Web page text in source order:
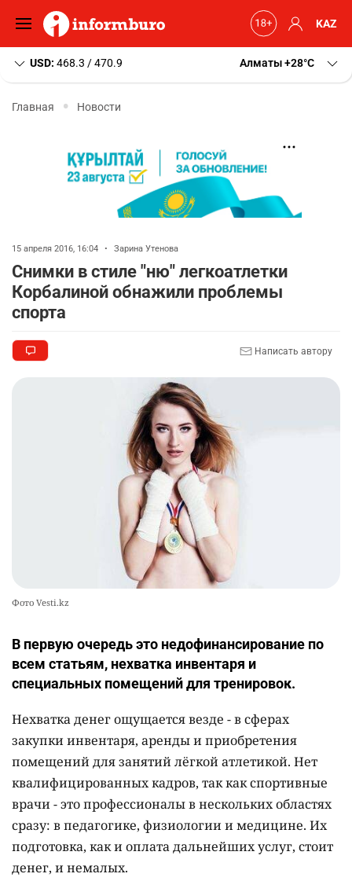
KAZ
USD: 468.3 / 470.9 Алматы+28 C
Главная Новости
15 апреля 2016, 16:04 • Зарина Утенова
Снимки в стиле "ню" легкоатлетки
Корбалиной обнажили проблемы
спорта
Написать автору
Фото Vesti.kz
В первую очередь это недофинансирование по
всем статьям, нехватка инвентаря и
специальных помещений для тренировок.
Нехватка денег ощущается везде - в сферах
закупки инвентаря, аренды и приобретения
помещений для занятий лёгкой атлетикой. Нет
квалифицированных кадров, так как спортивные
врачи - это профессионалы в нескольких областях
сразу: в педагогике, физиологии и медицине. Их
подготовка, как и оплата дальнейших услуг, стоит
денег, и немалых.